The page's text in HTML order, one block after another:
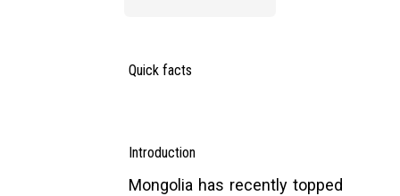
Quick facts
Introduction
Mongolia has recently topped